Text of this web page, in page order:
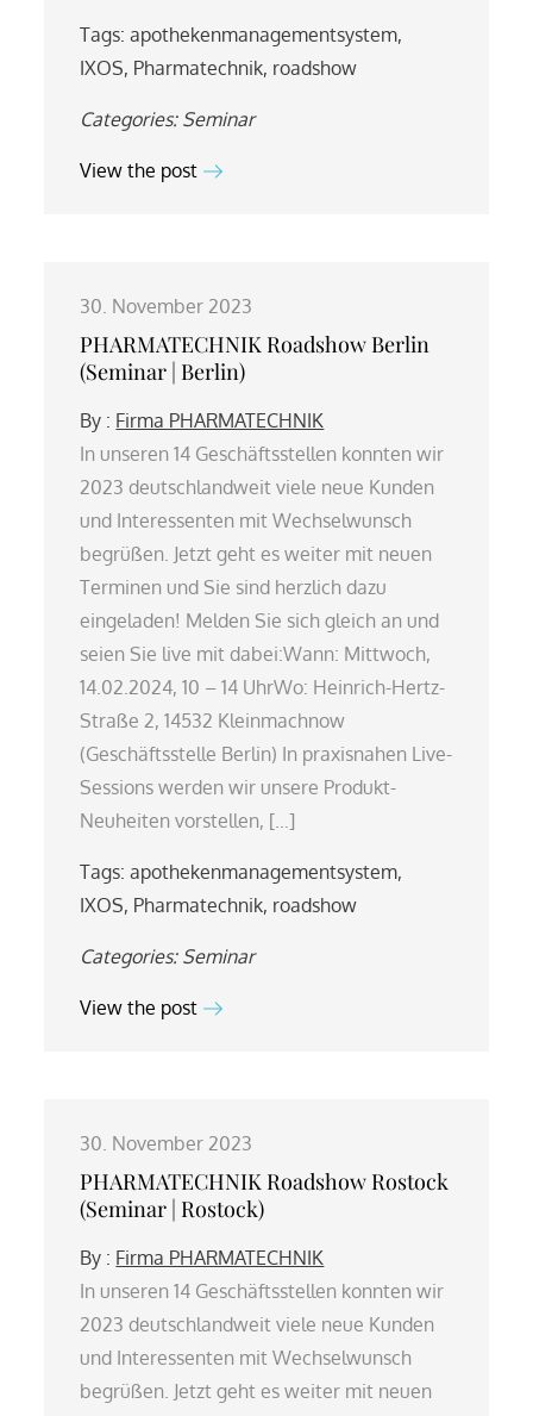
Tags:apothekenmanagementsystem,
IXOS, Pharmatechnik, roadshow
Categories: Seminar
View the post
30. November 2023
PHARMATECHNIK Roadshow Berlin
(Seminar | Berlin)
By : Firma PHARMATECHNIK
In unseren 14 Geschäftsstellen konnten wir
2023 deutschlandweit viele neue Kunden
und Interessenten mit Wechselwunsch
begrüßen. Jetzt geht es weiter mit neuen
Terminen und Sie sind herzlich dazu
eingeladen! Melden Sie sich gleich an und
seien Sie live mit dabei:Wann: Mittwoch,
14.02.2024, 10 – 14 UhrWo: Heinrich-Hertz-
Straße 2, 14532 Kleinmachnow
(Geschäftsstelle Berlin) In praxisnahen Live-
Sessions werden wir unsere Produkt-
Neuheiten vorstellen, […]
Tags:apothekenmanagementsystem,
IXOS, Pharmatechnik, roadshow
Categories: Seminar
View the post
30. November 2023
PHARMATECHNIK Roadshow Rostock
(Seminar | Rostock)
By : Firma PHARMATECHNIK
In unseren 14 Geschäftsstellen konnten wir
2023 deutschlandweit viele neue Kunden
und Interessenten mit Wechselwunsch
begrüßen. Jetzt geht es weiter mit neuen